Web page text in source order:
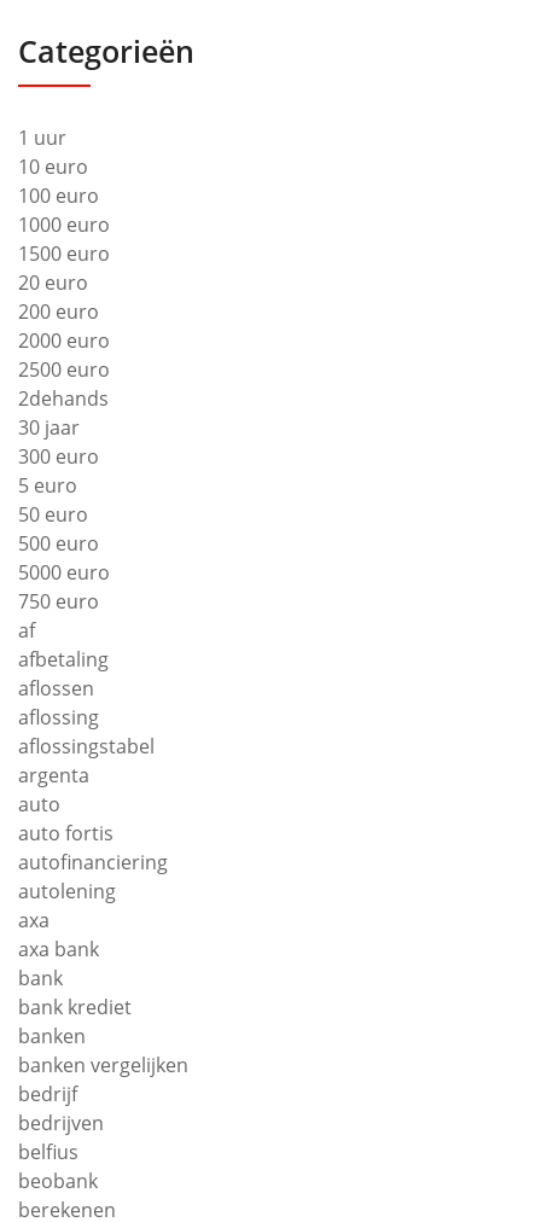
Categorieën
1 uur
10 euro
100 euro
1000 euro
1500 euro
20 euro
200 euro
2000 euro
2500 euro
2dehands
30 jaar
300 euro
5 euro
50 euro
500 euro
5000 euro
750 euro
af
afbetaling
aflossen
aflossing
aflossingstabel
argenta
auto
auto fortis
autofinanciering
autolening
axa
axa bank
bank
bank krediet
banken
banken vergelijken
bedrijf
bedrijven
belfius
beobank
berekenen